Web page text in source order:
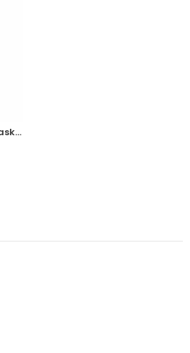
Yılbaşı Noel Ren Geyiği Baskılı Kısa Kollu Oversize Bisiklet Yaka T-shirt - Beyaz